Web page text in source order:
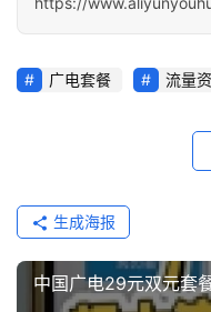
广电套餐 流量
生成海报
中国广电29元双元套